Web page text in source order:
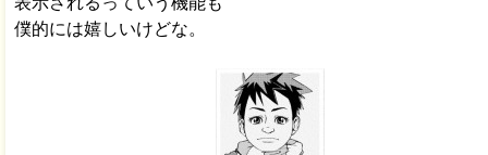
表示されるっていう機能も
僕的には嬉しいけどな。